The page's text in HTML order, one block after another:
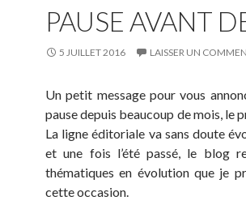
PAUSE AVANT
5 JUILLET 2016 LAISSER UN
Un petit message pour vous
pause depuis beaucoup de mois, le
La ligne éditoriale va sans doute
et une fois l’été passé, le blog
thématiques en évolution que je
cette occasion.